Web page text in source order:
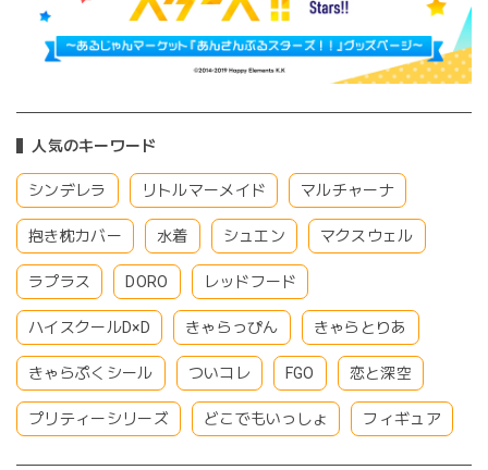
人気のキーワード
シンデレラ リトルマーメイド マルチャーナ
抱き枕カバー 水着 シュエン マクスウェル
ラプラス DORO レッドフード
ハイスクールD×D きゃらっぴん きゃらとりあ
きゃらぷくシール ついコレ FGO 恋と深空
プリティーシリーズ どこでもいっしょ フィギュア